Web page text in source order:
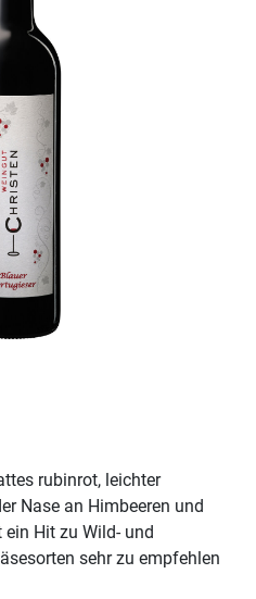
rubinrot, leichter
Nase an Himbeeren und
Hit zu Wild- und
sehr zu empfehlen